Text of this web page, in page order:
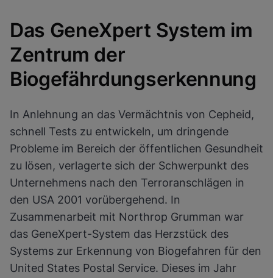
Das GeneXpert System im
Zentrum der
Biogefährdungserkennung
In Anlehnung an das Vermächtnis von Cepheid,
schnell Tests zu entwickeln, um dringende
Probleme im Bereich der öffentlichen Gesundheit
zu lösen, verlagerte sich der Schwerpunkt des
Unternehmens nach den Terroranschlägen in
den USA 2001 vorübergehend. In
Zusammenarbeit mit Northrop Grumman war
das GeneXpert-System das Herzstück des
Systems zur Erkennung von Biogefahren für den
United States Postal Service. Dieses im Jahr